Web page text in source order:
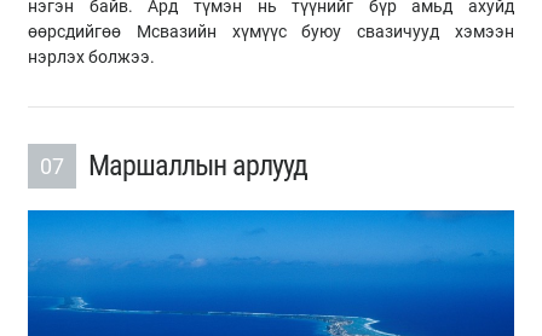
нэгэн байв. Ард түмэн нь түүнийг бүр амьд ахуйд
өөрсдийгөө Мсвазийн хүмүүс буюу свазичууд хэмээн
нэрлэх болжээ.
07 Маршаллын арлууд